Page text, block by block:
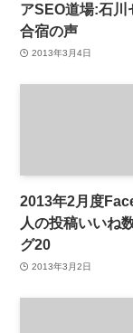
アSEO道場:石川
合宿の声
2013年3月4日
2013年2月度
人の投稿いいね
グ20
2013年3月2日